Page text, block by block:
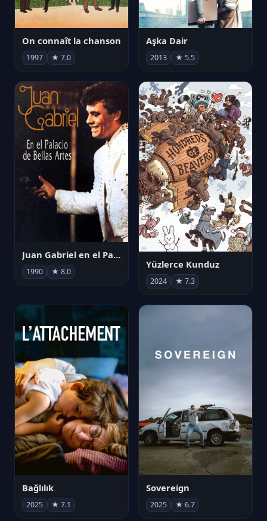
On connaît la chanson
1997 ★ 7.0
Aşka Dair
2013 ★ 5.5
Juan Gabriel en el Palacio de Bellas Artes
1990 ★ 8.0
Yüzlerce Kunduz
2024 ★ 7.3
Bağlılık
2025 ★ 7.1
Sovereign
2025 ★ 6.7